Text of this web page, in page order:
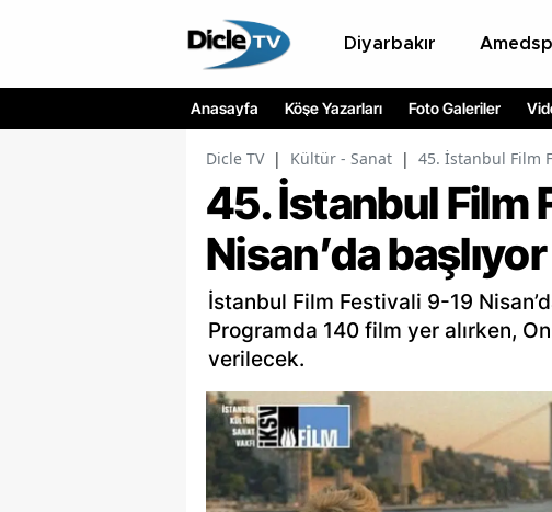
Diyarbakır
Anasayfa Köşe Yazarları Foto Galeriler
Dicle TV | Kültür - Sanat | 45. İstanbul Film
45. İstanbul Film
Nisan’da başlıyor
İstanbul Film Festivali 9-19
Programda 140 film yer alırken,
verilecek.